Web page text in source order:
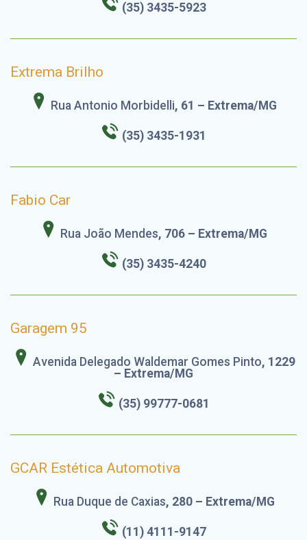
(35) 3435-5923
Extrema Brilho
Rua Antonio Morbidelli, 61 – Extrema/MG
(35) 3435-1931
Fabio Car
Rua João Mendes, 706 – Extrema/MG
(35) 3435-4240
Garagem 95
Avenida Delegado Waldemar Gomes Pinto, 1229
– Extrema/MG
(35) 99777-0681
GCAR Estética Automotiva
Rua Duque de Caxias, 280 – Extrema/MG
(11) 4111-9147